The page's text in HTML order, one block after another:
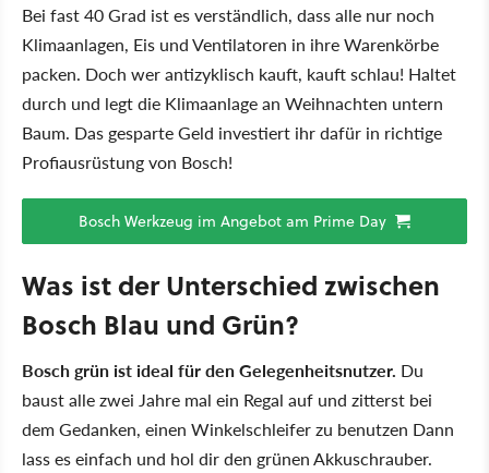
Bei fast 40 Grad ist es verständlich, dass alle nur noch
Klimaanlagen, Eis und Ventilatoren in ihre Warenkörbe
packen. Doch wer antizyklisch kauft, kauft schlau! Haltet
durch und legt die Klimaanlage an Weihnachten untern
Baum. Das gesparte Geld investiert ihr dafür in richtige
Profiausrüstung von Bosch!
Bosch Werkzeug im Angebot am Prime Day
Was ist der Unterschied zwischen
Bosch Blau und Grün?
Bosch grün ist ideal für den Gelegenheitsnutzer. Du
baust alle zwei Jahre mal ein Regal auf und zitterst bei
dem Gedanken, einen Winkelschleifer zu benutzen Dann
lass es einfach und hol dir den grünen Akkuschrauber.